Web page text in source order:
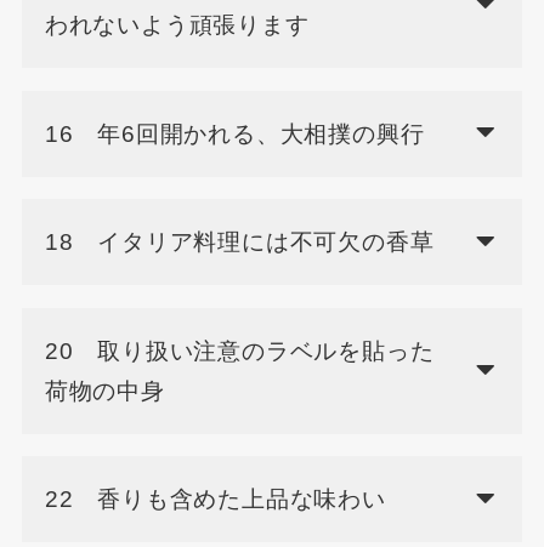
われないよう頑張ります
16 年6回開かれる、大相撲の興行
18 イタリア料理には不可欠の香草
20 取り扱い注意のラベルを貼った
荷物の中身
22 香りも含めた上品な味わい